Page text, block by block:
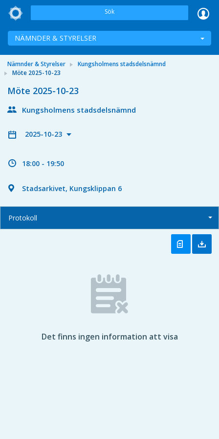
Sök
NÄMNDER & STYRELSER
Nämnder & Styrelser
Kungsholmens stadsdelsnämnd
Möte 2025-10-23
Möte 2025-10-23
Kungsholmens stadsdelsnämnd
2025-10-23
18:00 - 19:50
Stadsarkivet, Kungsklippan 6
Protokoll
Det finns ingen information att visa